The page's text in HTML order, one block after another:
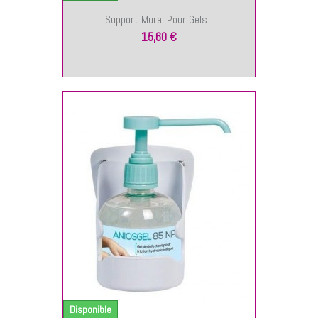
Support Mural Pour Gels...
15,60 €
Disponible